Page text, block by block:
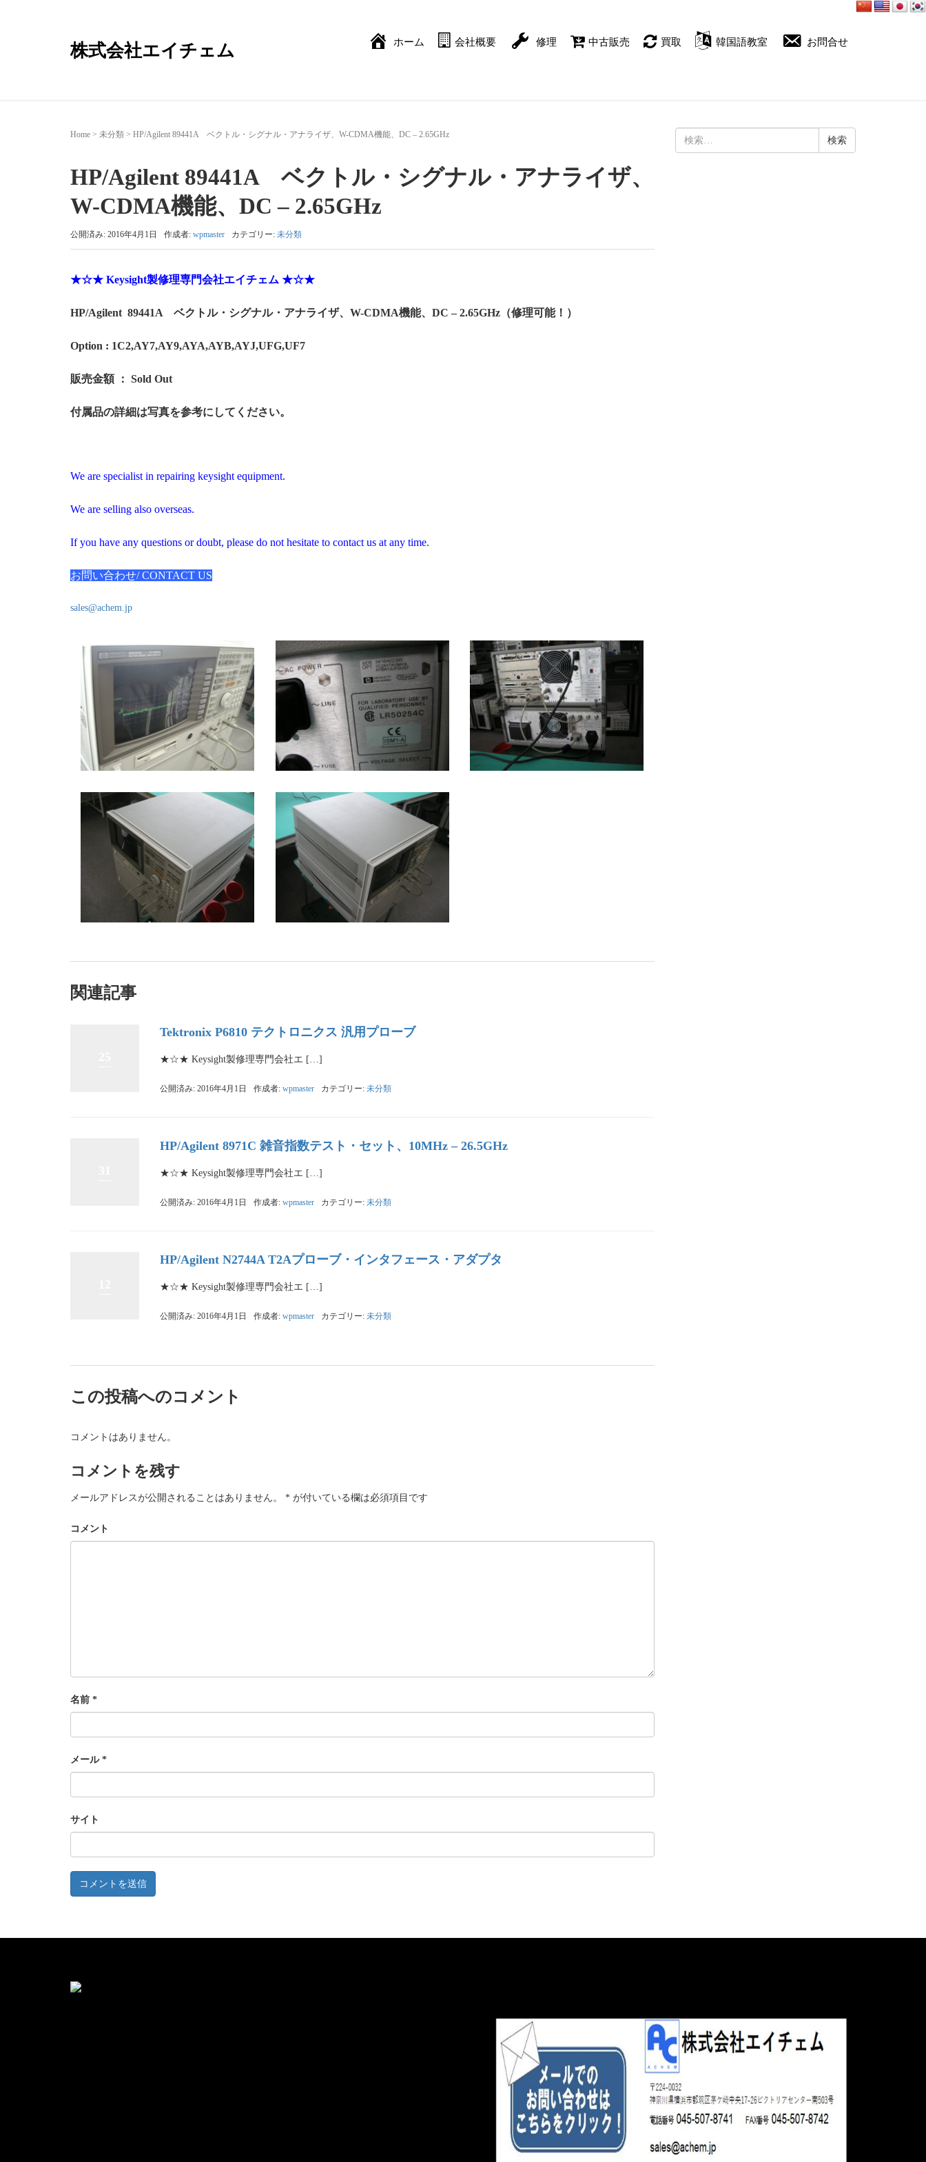
株式会社エイチェム ホーム 会社概要 修理 中古販売 買取 韓国語教室 お問合せ
Home > 未分類 > HP/Agilent 89441A ベクトル・シグナル・アナライザ、W-CDMA機能、DC – 2.65GHz
HP/Agilent 89441A ベクトル・シグナル・アナライザ、
W-CDMA機能、DC – 2.65GHz
公開済み: 2016年4月1日 作成者: wpmaster カテゴリー: 未分類
★☆★ Keysight製修理専門会社エイチェム ★☆★
HP/Agilent 89441A ベクトル・シグナル・アナライザ、W-CDMA機能、DC – 2.65GHz（修理可能！）
Option : 1C2,AY7,AY9,AYA,AYB,AYJ,UFG,UF7
販売金額 ： Sold Out
付属品の詳細は写真を参考にしてください。
We are specialist in repairing keysight equipment.
We are selling also overseas.
If you have any questions or doubt, please do not hesitate to contact us at any time.
お問い合わせ/ CONTACT US
sales@achem.jp
関連記事
Tektronix P6810 テクトロニクス 汎用プローブ
★☆★ Keysight製修理専門会社エ […]
公開済み: 2016年4月1日 作成者: wpmaster カテゴリー: 未分類
HP/Agilent 8971C 雑音指数テスト・セット、10MHz – 26.5GHz
★☆★ Keysight製修理専門会社エ […]
公開済み: 2016年4月1日 作成者: wpmaster カテゴリー: 未分類
HP/Agilent N2744A T2Aプローブ・インタフェース・アダプタ
★☆★ Keysight製修理専門会社エ […]
公開済み: 2016年4月1日 作成者: wpmaster カテゴリー: 未分類
この投稿へのコメント
コメントはありません。
コメントを残す
メールアドレスが公開されることはありません。 * が付いている欄は必須項目です
コメント
名前 *
メール *
サイト
索: